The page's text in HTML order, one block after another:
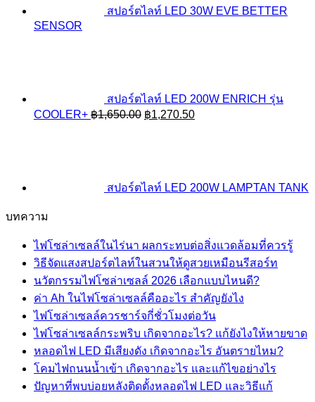
สปอร์ตไลท์ LED 30W EVE BETTER
SENSOR
สปอร์ตไลท์ LED 200W ENRICH รุ่น
COOLER+ ฿1,650.00 Original
฿1,270.50Current
สปอร์ตไลท์ LED 200W LAMPTAN TANK
บทความ
ไฟโซล่าเซลล์ในไร่นา ผลกระทบต่อสิ่งแวดล้อมที่ควรรู้
วิธีจัดแสงสปอร์ตไลท์ในสวนให้ดูสวยเหมือนรีสอร์ท
นวัตกรรมไฟโซล่าเซลล์ 2026 เลือกแบบไหนดี?
ค่า Ah ในไฟโซล่าเซลล์คืออะไร สำคัญยังไง
ไฟโซล่าเซลล์ควรชาร์จกี่ชั่วโมงต่อวัน
ไฟโซล่าเซลล์กระพริบ เกิดจากอะไร? แก้ยังไงให้หายขาด
หลอดไฟ LED มีเสียงดัง เกิดจากอะไร อันตรายไหม?
โคมไฟถนนน้ำเข้า เกิดจากอะไร และแก้ไขอย่างไร
ปัญหาที่พบบ่อยหลังติดตั้งหลอดไฟ LED และวิธีแก้